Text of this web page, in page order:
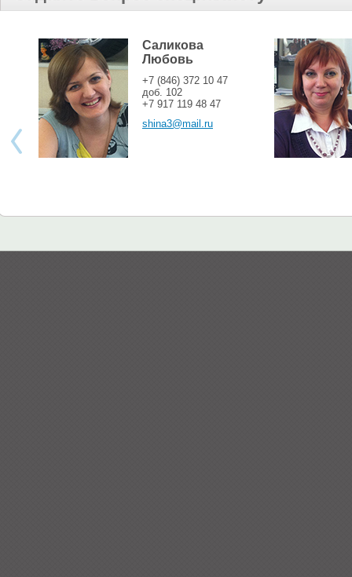
Саликова
Любовь
+7 (846) 372 10 47
доб. 102
+7 917 119 48 47
shina3@mail.ru